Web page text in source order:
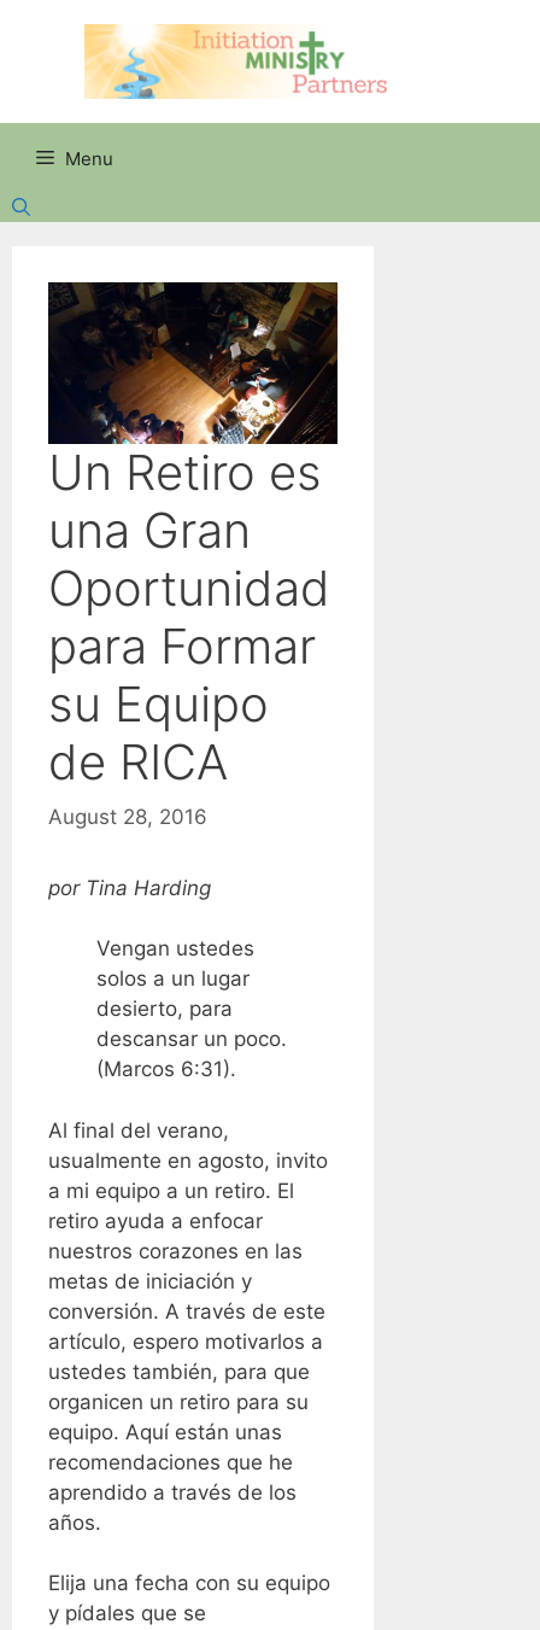
Menu
Un Retiro es
una Gran
Oportunidad
para Formar
su Equipo
de RICA
August 28, 2016
por Tina Harding
Vengan ustedes
solos a un lugar
desierto, para
descansar un poco.
(Marcos 6:31).
Al final del verano,
usualmente en agosto, invito
a mi equipo a un retiro. El
retiro ayuda a enfocar
nuestros corazones en las
metas de iniciación y
conversión. A través de este
artículo, espero motivarlos a
ustedes también, para que
organicen un retiro para su
equipo. Aquí están unas
recomendaciones que he
aprendido a través de los
años.
Elija una fecha con su equipo
y pídales que se